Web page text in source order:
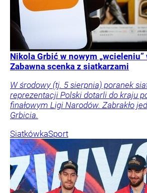
Nikola Grbić w nowym „wcieleniu”
Zabawna scenka z siatkarzami
W środowy (tj. 5 sierpnia) poranek
reprezentacji Polski dotarli do kraju
finałowym Ligi Narodów. Zabrakło
Grbicia.
SiatkówkaSport